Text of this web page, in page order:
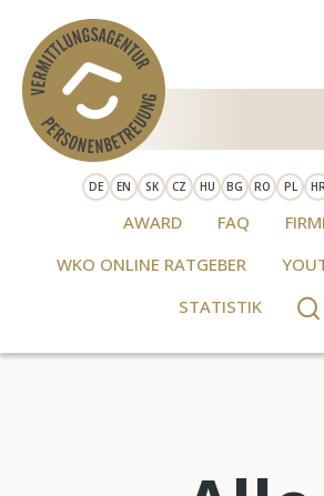
Skip to main content
DE EN SK CZ HU BG RO PL
AWARD FAQ
WKO ONLINE RATGEBER
STATISTIK